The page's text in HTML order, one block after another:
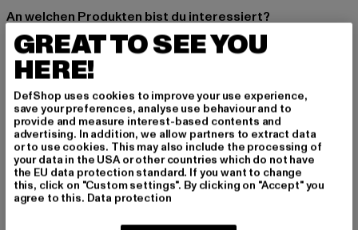
An welchen Produkten bist du interessiert?
MÄNNER
FRAUEN
E-MAIL
ANMELDEN
Informationen dazu, wie DefShop mit Deinen Daten umgeht, findest Du
in unserer Datenschutzerklärung. Du kannst Dich jederzeit kostenfei
abmelden.Datenschutzerklärung lesen.
GREAT TO SEE YOU
HERE!
DefShop uses cookies to improve your use experience,
save your preferences, analyse use behaviour and to
provide and measure interest-based contents and
advertising. In addition, we allow partners to extract data
or to use cookies. This may also include the processing of
your data in the USA or other countries which do not have
the EU data protection standard. If you want to change
this, click on "Custom settings". By clicking on "Accept" you
agree to this. Data protection